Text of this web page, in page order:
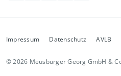
Impressum Datenschutz AVLB
© 2026 Meusburger Georg GmbH &